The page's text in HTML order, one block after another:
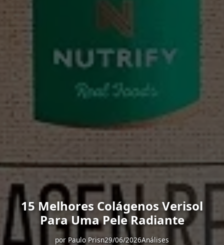
15 Melhores Colágenos Verisol
Para Uma Pele Radiante
por Paulo Prisn29/06/2026Análises